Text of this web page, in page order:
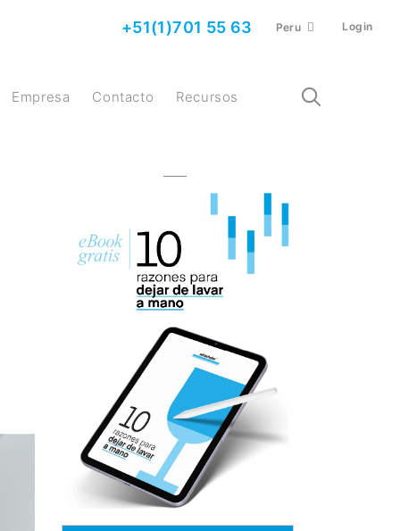
+51(1)701 55 63 Peru Login
Empresa Contacto Recursos